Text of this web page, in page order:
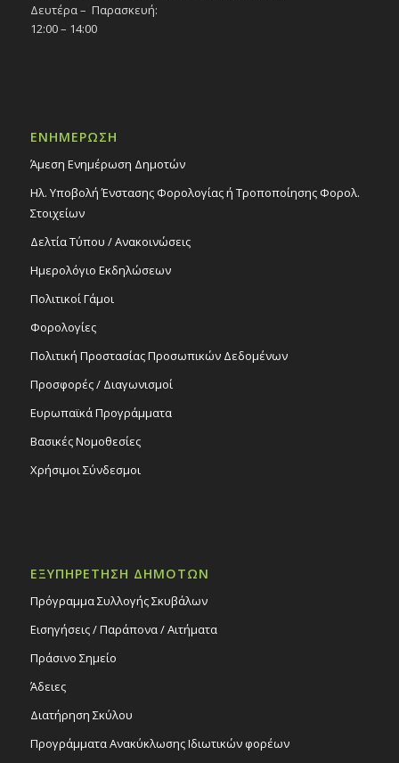
Δευτέρα – Παρασκευή:
12:00 – 14:00
ΕΝΗΜΕΡΩΣΗ
Άμεση Ενημέρωση Δημοτών
Ηλ. Υποβολή Ένστασης Φορολογίας ή Τροποποίησης Φορολ.
Στοιχείων
Δελτία Τύπου / Ανακοινώσεις
Ημερολόγιο Εκδηλώσεων
Πολιτικοί Γάμοι
Φορολογίες
Πολιτική Προστασίας Προσωπικών Δεδομένων
Προσφορές / Διαγωνισμοί
Ευρωπαϊκά Προγράμματα
Βασικές Νομοθεσίες
Χρήσιμοι Σύνδεσμοι
ΕΞΥΠΗΡΕΤΗΣΗ ΔΗΜΟΤΩΝ
Πρόγραμμα Συλλογής Σκυβάλων
Εισηγήσεις / Παράπονα / Αιτήματα
Πράσινο Σημείο
Άδειες
Διατήρηση Σκύλου
Προγράμματα Ανακύκλωσης Ιδιωτικών φορέων